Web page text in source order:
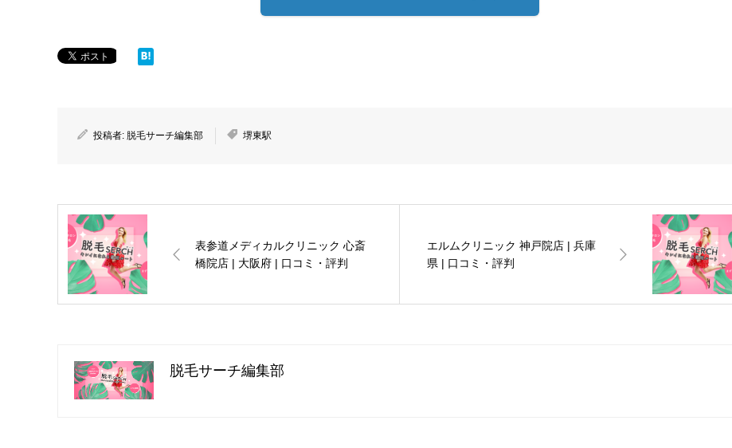
投稿者: 脱毛サーチ編集部 堺東駅
表参道メディカルクリニック 心斎
橋院店 | 大阪府 | 口コミ・評判
エルムクリニック 神戸院店 | 兵庫
県 | 口コミ・評判
脱毛サーチ編集部